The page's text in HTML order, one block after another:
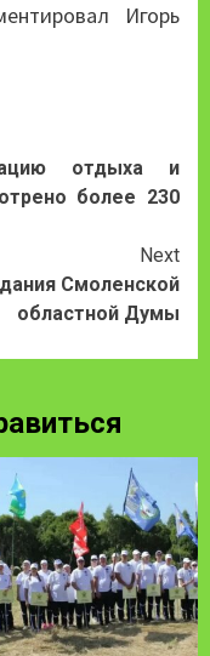
Игорь
отдыха и
более 230
Next
Смоленской
областной Думы